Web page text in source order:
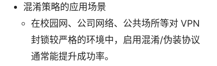
混淆策略的应用场景
在校园网、公司网络、公共场所等对 VPN
封锁较严格的环境中，启用混淆/伪装协议
通常能提升成功率。